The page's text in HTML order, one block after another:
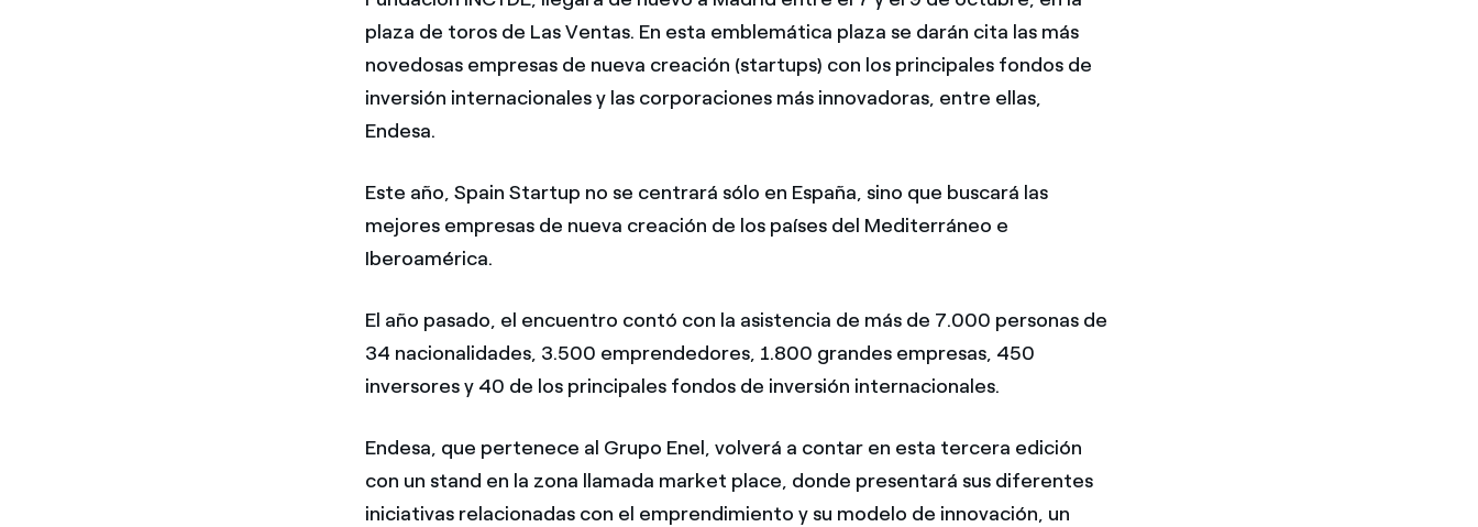
plaza de toros de Las Ventas. En esta emblemática plaza se darán cita las más
novedosas empresas de nueva creación (startups) con los principales fondos de
inversión internacionales y las corporaciones más innovadoras, entre ellas,
Endesa.
Este año, Spain Startup no se centrará sólo en España, sino que buscará las
mejores empresas de nueva creación de los países del Mediterráneo e
Iberoamérica.
El año pasado, el encuentro contó con la asistencia de más de 7.000 personas de
34 nacionalidades, 3.500 emprendedores, 1.800 grandes empresas, 450
inversores y 40 de los principales fondos de inversión internacionales.
Endesa, que pertenece al Grupo Enel, volverá a contar en esta tercera edición
con un stand en la zona llamada market place, donde presentará sus diferentes
iniciativas relacionadas con el emprendimiento y su modelo de innovación, un